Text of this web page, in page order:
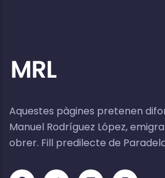
Aquestes pàgines pretenen
Manuel Rodríguez López,
obrer. Fill predilecte de